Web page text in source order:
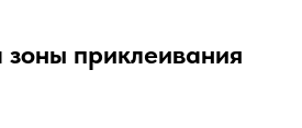
приклеивания